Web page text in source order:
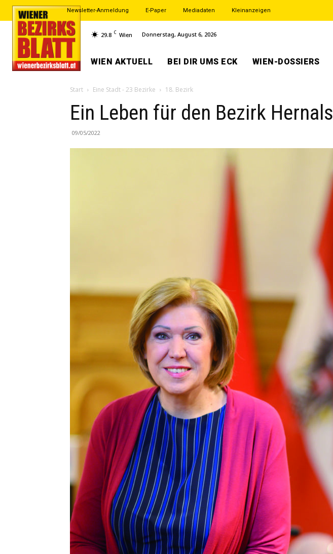
Newsletter-Anmeldung E-Paper Mediadaten Kleinanzeigen
29.8 C Wien Donnerstag, August 6, 2026
WIEN AKTUELL BEI DIR UMS ECK WIEN-DOSSIERS
Start Eine Stadt - 23 Bezirke 18. Bezirk
Ein Leben für den Bezirk Hernals
09/05/2022